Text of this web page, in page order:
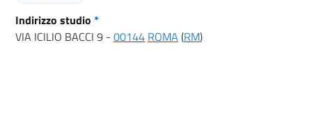
Indirizzo studio *
VIA ICILIO BACCI 9 - 00144 ROMA (RM)